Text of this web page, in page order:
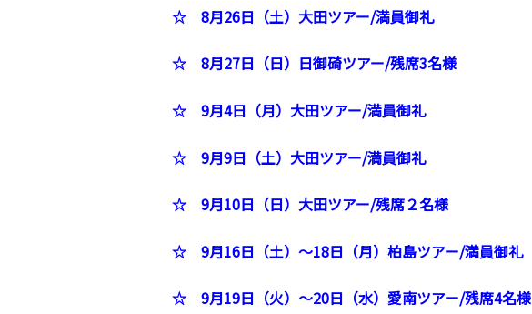
☆ 8月26日（土）大田ツアー/満員御礼
☆ 8月27日（日）日御碕ツアー/残席3名様
☆ 9月4日（月）大田ツアー/満員御礼
☆ 9月9日（土）大田ツアー/満員御礼
☆ 9月10日（日）大田ツアー/残席２名様
☆9月16日（土）～18日（月）柏島ツアー/満員御礼
☆9月19日（火）～20日（水）愛南ツアー/残席4名様